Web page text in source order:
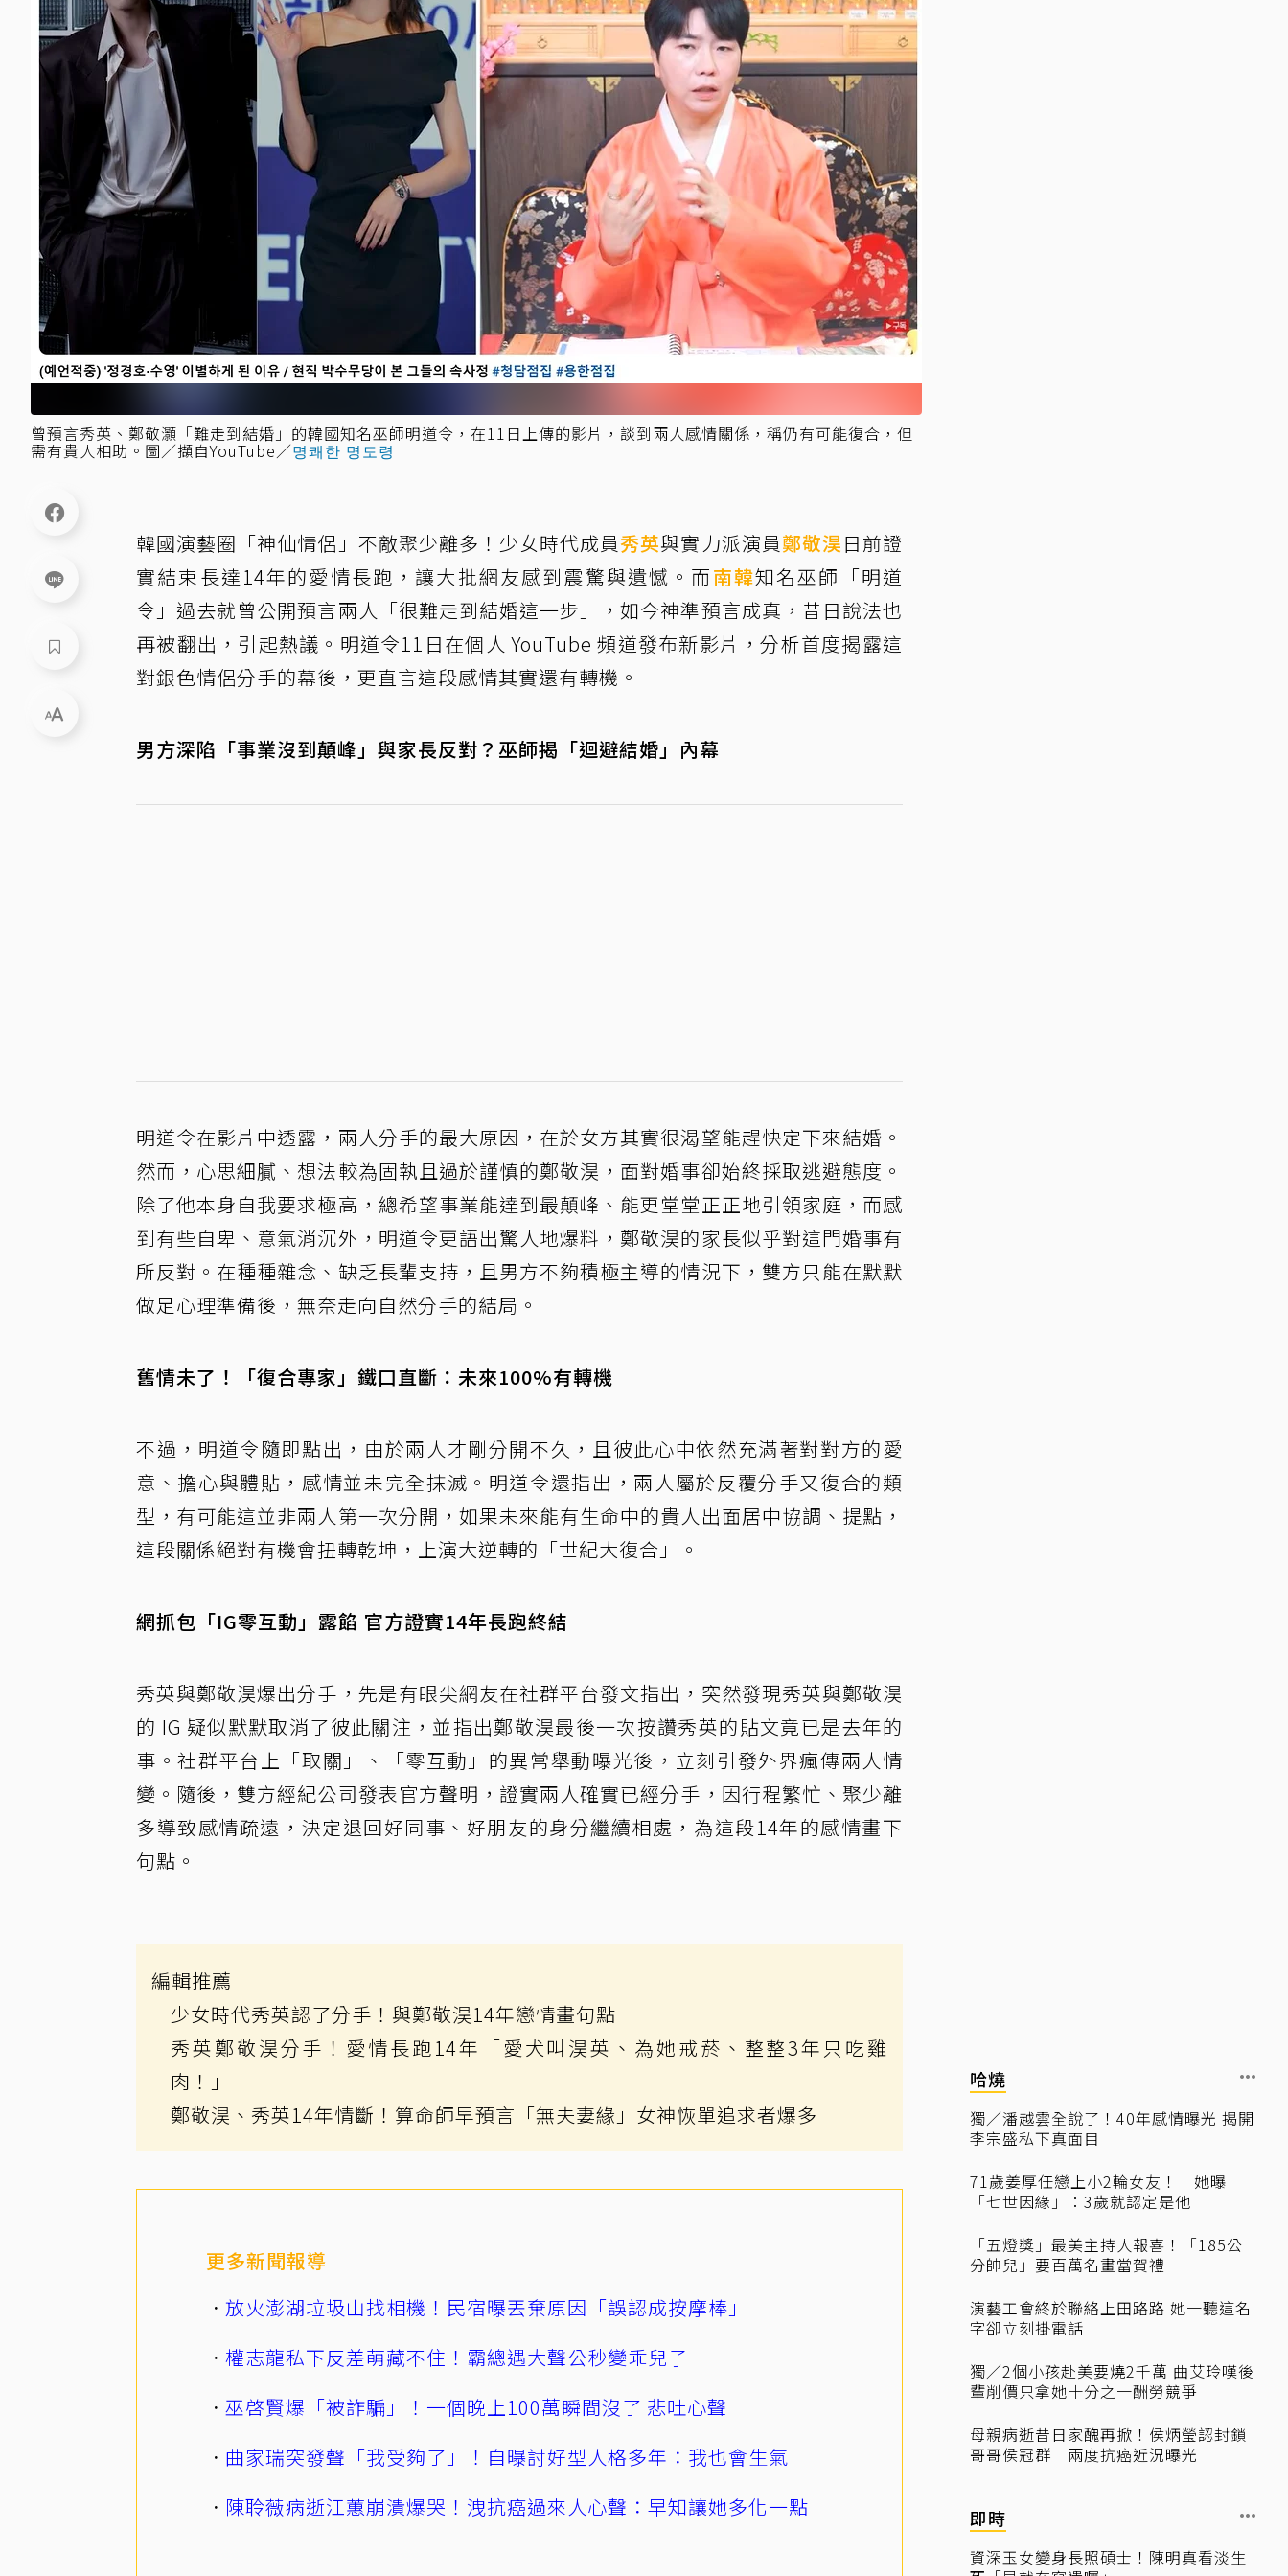
曾預言秀英、鄭敬灝「難走到結婚」的韓國知名巫師明道令，在11日上傳的影片，談到兩人感情關係，稱仍有可能復合，但
需有貴人相助。圖／擷自YouTube／명쾌한 명도령
韓國演藝圈「神仙情侶」不敵聚少離多！少女時代成員秀英與實力派演員鄭敬淏日前證
實結束長達14年的愛情長跑，讓大批網友感到震驚與遺憾。而南韓知名巫師「明道
令」過去就曾公開預言兩人「很難走到結婚這一步」，如今神準預言成真，昔日說法也
再被翻出，引起熱議。明道令11日在個人 YouTube 頻道發布新影片，分析首度揭露這
對銀色情侶分手的幕後，更直言這段感情其實還有轉機。
男方深陷「事業沒到顛峰」與家長反對？巫師揭「迴避結婚」內幕
明道令在影片中透露，兩人分手的最大原因，在於女方其實很渴望能趕快定下來結婚。
然而，心思細膩、想法較為固執且過於謹慎的鄭敬淏，面對婚事卻始終採取逃避態度。
除了他本身自我要求極高，總希望事業能達到最顛峰、能更堂堂正正地引領家庭，而感
到有些自卑、意氣消沉外，明道令更語出驚人地爆料，鄭敬淏的家長似乎對這門婚事有
所反對。在種種雜念、缺乏長輩支持，且男方不夠積極主導的情況下，雙方只能在默默
做足心理準備後，無奈走向自然分手的結局。
舊情未了！「復合專家」鐵口直斷：未來100%有轉機
不過，明道令隨即點出，由於兩人才剛分開不久，且彼此心中依然充滿著對對方的愛
意、擔心與體貼，感情並未完全抹滅。明道令還指出，兩人屬於反覆分手又復合的類
型，有可能這並非兩人第一次分開，如果未來能有生命中的貴人出面居中協調、提點，
這段關係絕對有機會扭轉乾坤，上演大逆轉的「世紀大復合」。
網抓包「IG零互動」露餡 官方證實14年長跑終結
秀英與鄭敬淏爆出分手，先是有眼尖網友在社群平台發文指出，突然發現秀英與鄭敬淏
的 IG 疑似默默取消了彼此關注，並指出鄭敬淏最後一次按讚秀英的貼文竟已是去年的
事。社群平台上「取關」、「零互動」的異常舉動曝光後，立刻引發外界瘋傳兩人情
變。隨後，雙方經紀公司發表官方聲明，證實兩人確實已經分手，因行程繁忙、聚少離
多導致感情疏遠，決定退回好同事、好朋友的身分繼續相處，為這段14年的感情畫下
句點。
編輯推薦
少女時代秀英認了分手！與鄭敬淏14年戀情畫句點
秀英鄭敬淏分手！愛情長跑14年「愛犬叫淏英、為她戒菸、整整3年只吃雞
肉！」
鄭敬淏、秀英14年情斷！算命師早預言「無夫妻緣」女神恢單追求者爆多
更多新聞報導
放火澎湖垃圾山找相機！民宿曝丟棄原因「誤認成按摩棒」
權志龍私下反差萌藏不住！霸總遇大聲公秒變乖兒子
巫啓賢爆「被詐騙」！一個晚上100萬瞬間沒了 悲吐心聲
曲家瑞突發聲「我受夠了」！自曝討好型人格多年：我也會生氣
陳聆薇病逝江蕙崩潰爆哭！洩抗癌過來人心聲：早知讓她多化一點
哈燒
獨／潘越雲全說了！40年感情曝光 揭開
李宗盛私下真面目
71歲姜厚任戀上小2輪女友！ 她曝
「七世因緣」：3歲就認定是他
「五燈獎」最美主持人報喜！「185公
分帥兒」要百萬名畫當賀禮
演藝工會終於聯絡上田路路 她一聽這名
字卻立刻掛電話
獨／2個小孩赴美要燒2千萬 曲艾玲嘆後
輩削價只拿她十分之一酬勞競爭
母親病逝昔日家醜再掀！侯炳瑩認封鎖
哥哥侯冠群 兩度抗癌近況曝光
即時
資深玉女變身長照碩士！陳明真看淡生